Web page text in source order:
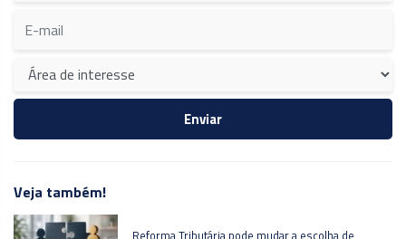
Veja também!
Reforma Tributária pode mudar a escolha de